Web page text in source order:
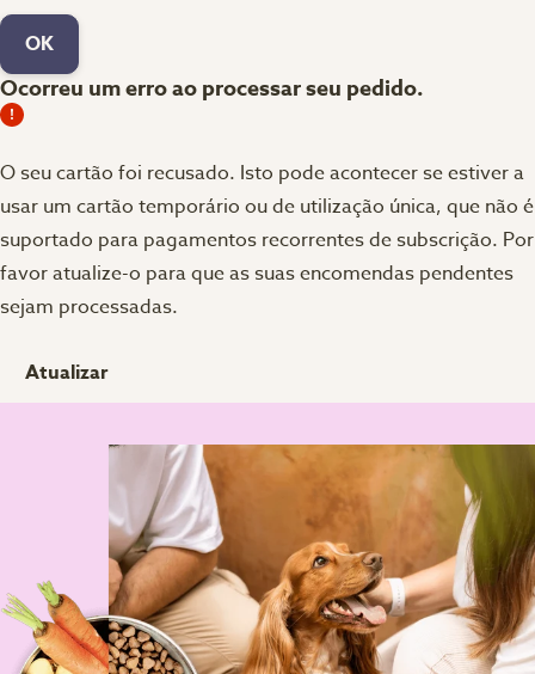
OK
Ocorreu um erro ao processar seu pedido.
O seu cartão foi recusado. Isto pode acontecer se estiver a
usar um cartão temporário ou de utilização única, que não é
suportado para pagamentos recorrentes de subscrição. Por
favor atualize-o para que as suas encomendas pendentes
sejam processadas.
Atualizar